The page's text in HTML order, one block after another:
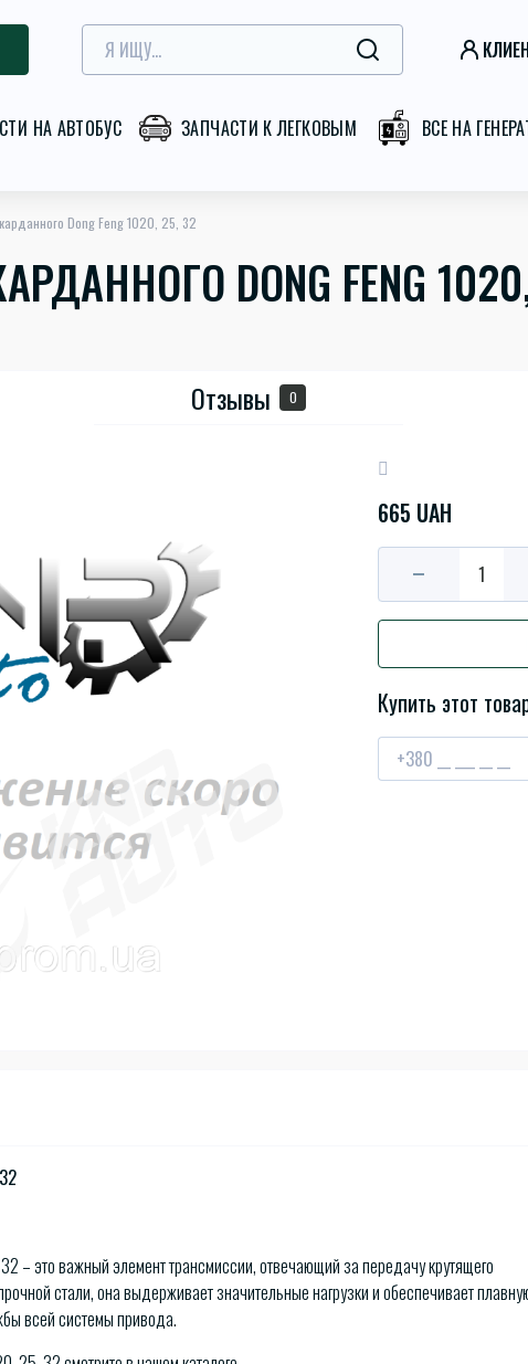
НА АВТОБУС ЗАПЧАСТИ К ЛЕГКОВЫМ ВСЕ НА
Dong Feng 1020, 25, 32
DONG FENG
Отзывы 0
665 UAH
Купить этот
– это важный элемент трансмиссии, отвечающий за передачу крутящего
стали, она выдерживает значительные нагрузки и обеспечивает
всей системы привода.